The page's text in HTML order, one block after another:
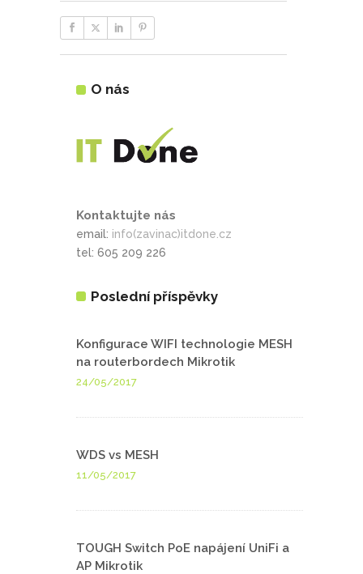
O nás
Kontaktujte nás
email: info(zavinac)itdone.cz
tel: 605 209 226
Poslední příspěvky
Konfigurace WIFI technologie MESH
na routerbordech Mikrotik
24/05/2017
WDS vs MESH
11/05/2017
TOUGH Switch PoE napájení UniFi a
AP Mikrotik